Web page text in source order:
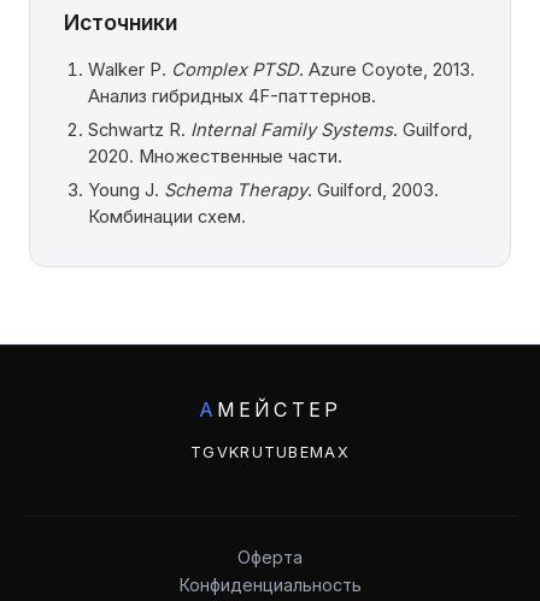
Источники
Walker P. Complex PTSD. Azure Coyote, 2013.
Анализ гибридных 4F-паттернов.
Schwartz R. Internal Family Systems. Guilford,
2020. Множественные части.
Young J. Schema Therapy. Guilford, 2003.
Комбинации схем.
А МЕЙСТЕР
TG VKRUTUBEMAX
Оферта
Конфиденциальность